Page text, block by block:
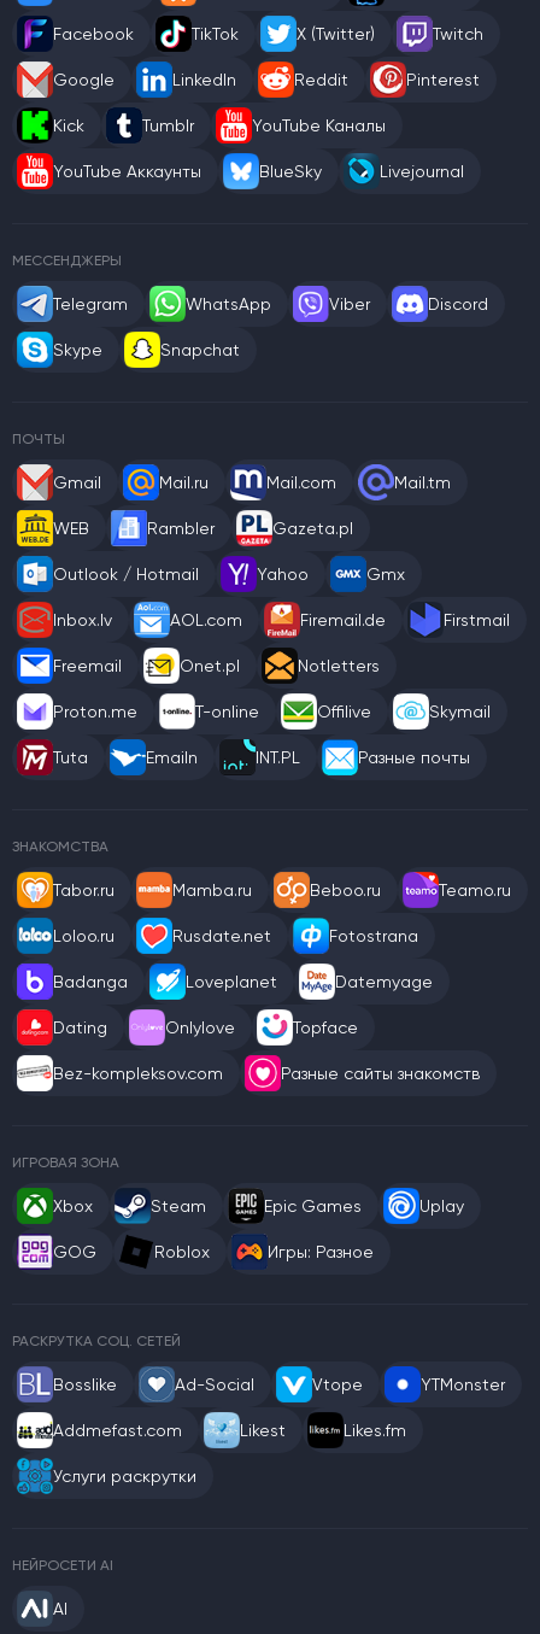
Facebook TikTok X (Twitter) Twitch
Google LinkedIn Reddit Pinterest
Kick Tumblr YouTube Каналы
YouTube Аккаунты BlueSky Livejournal
МЕССЕНДЖЕРЫ
Telegram WhatsApp Viber Discord
Skype Snapchat
ПОЧТЫ
Gmail Mail.ru Mail.com Mail.tm
WEB Rambler Gazeta.pl
Outlook / Hotmail Yahoo Gmx
Inbox.lv AOL.com Firemail.de Firstmail
Freemail Onet.pl Notletters
Proton.me T-online Offilive Skymail
Tuta Emailn INT.PL Разные почты
ЗНАКОМСТВА
Tabor.ru Mamba.ru Beboo.ru Teamo.ru
Loloo.ru Rusdate.net Fotostrana
Badanga Loveplanet Datemyage
Dating Onlylove Topface
Bez-kompleksov.com Разные сайты знакомств
ИГРОВАЯ ЗОНА
Xbox Steam Epic Games Uplay
GOG Roblox Игры: Разное
РАСКРУТКА СОЦ. СЕТЕЙ
Bosslike Ad-Social Vtope YTMonster
Addmefast.com Likest Likes.fm
Услуги раскрутки
НЕЙРОСЕТИ AI
AI